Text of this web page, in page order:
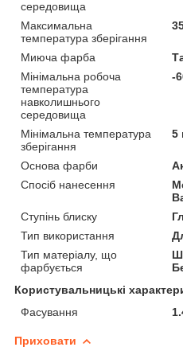
середовища
Максимальна
температура зберігання
Миюча фарба
Мінімальна робоча
температура
навколишнього
середовища
-
Мінімальна температура
зберігання
5
Основа фарби
Спосіб нанесення
Ступінь блиску
Тип використання
Тип матеріалу, що
фарбується
Користувальницькі
Фасування
Приховати